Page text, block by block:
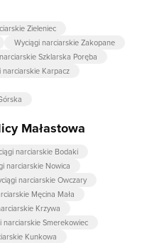
Zieleniec
Wyciągi narciarskie Zakopane
Szklarska Poręba
narciarskie Karpacz
Małastowa
narciarskie Bodaki
narciarskie Nowica
narciarskie Owczary
Męcina Mała
Krzywa
narciarskie Smerekowiec
Kunkowa